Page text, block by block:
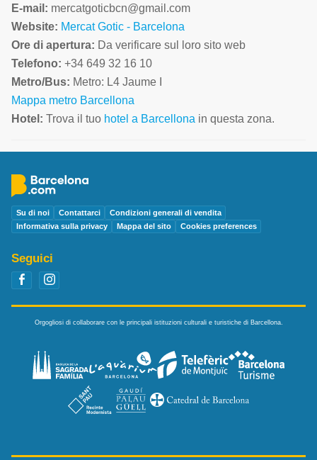
E-mail: mercatgoticbcn@gmail.com
Website: Mercat Gotic - Barcelona
Ore di apertura: Da verificare sul loro sito web
Telefono: +34 649 32 16 10
Metro/Bus: Metro: L4 Jaume I
Mappa metro Barcellona
Hotel: Trova il tuo hotel a Barcellona in questa zona.
Su di noi Contattarci
Condizioni generali di vendita
Informativa sulla privacy
Mappa del sito Cookies preferences
Seguici
Orgogliosi di collaborare con le principali istituzioni culturali e turistiche di Barcellona.